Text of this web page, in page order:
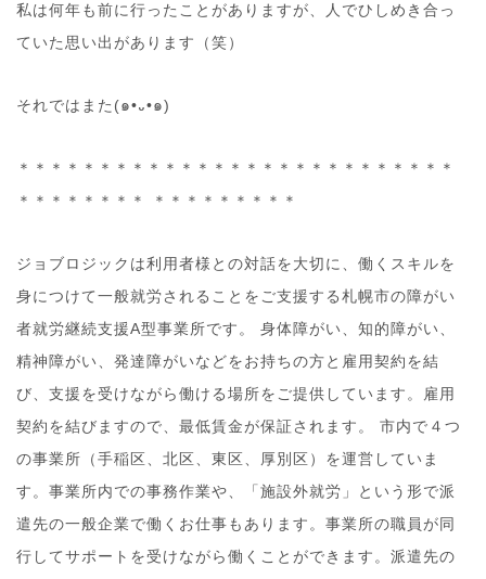
私は何年も前に行ったことがありますが、人でひしめき合っ
ていた思い出があります（笑）
それではまた(๑•᎑•๑)
＊＊＊＊＊＊＊＊＊＊＊＊＊＊＊＊＊＊＊＊＊＊＊＊＊＊＊
＊＊＊＊＊＊＊＊ ＊＊＊＊＊＊＊＊＊
ジョブロジックは利用者様との対話を大切に、働くスキルを
身につけて一般就労されることをご支援する札幌市の障がい
者就労継続支援A型事業所です。 身体障がい、知的障がい、
精神障がい、発達障がいなどをお持ちの方と雇用契約を結
び、支援を受けながら働ける場所をご提供しています。雇用
契約を結びますので、最低賃金が保証されます。 市内で４つ
の事業所（手稲区、北区、東区、厚別区）を運営していま
す。事業所内での事務作業や、「施設外就労」という形で派
遣先の一般企業で働くお仕事もあります。事業所の職員が同
行してサポートを受けながら働くことができます。派遣先の